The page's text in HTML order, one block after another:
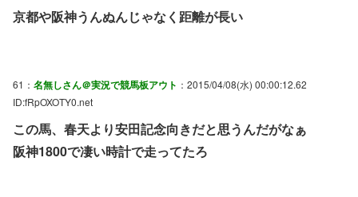
京都や阪神うんぬんじゃなく距離が長い
61： 名無しさん＠実況で競馬板アウト ：2015/04/08(水) 00:00:12.62
ID:fRpOXOTY0.net
この馬、春天より安田記念向きだと思うんだがなぁ
阪神1800で凄い時計で走ってたろ